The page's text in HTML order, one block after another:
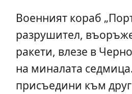
Военният кораб
разрушител,
ракети, влезе в
на миналата
присъедини към